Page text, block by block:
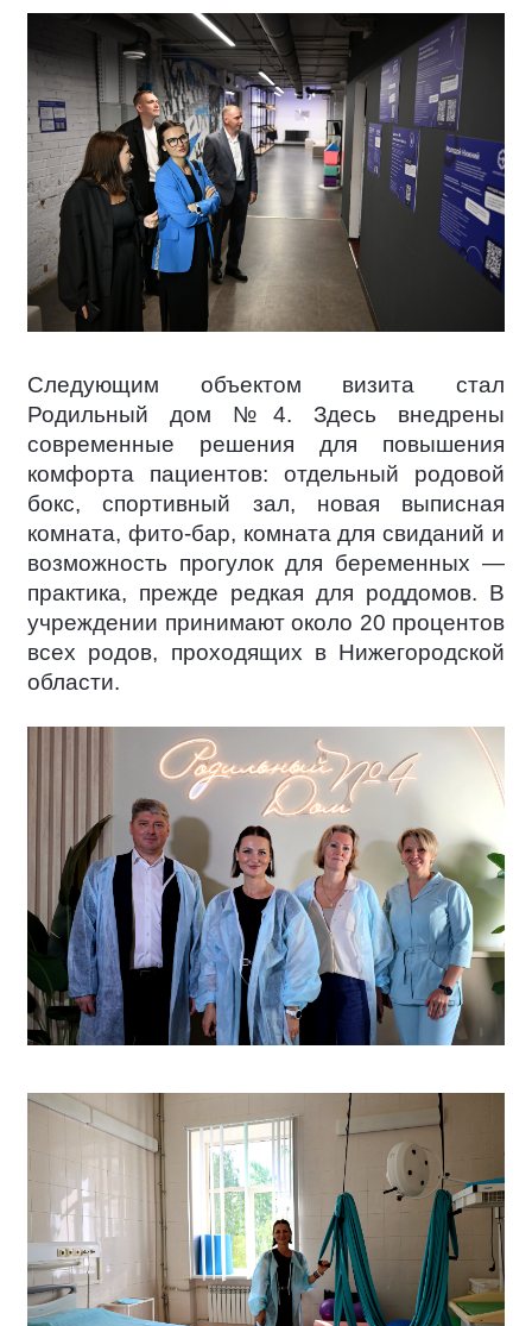
Следующим объектом визита стал
Родильный дом №4. Здесь внедрены
современные решения для повышения
комфорта пациентов: отдельный родовой
бокс, спортивный зал, новая выписная
комната, фито-бар, комната для свиданий и
возможность прогулок для беременных —
практика, прежде редкая для роддомов. В
учреждении принимают около 20 процентов
всех родов, проходящих в Нижегородской
области.